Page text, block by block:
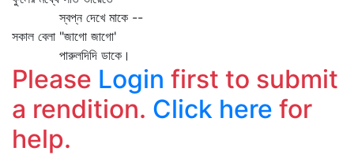
স্বপ্ন দেখে মাকে --
সকাল বেলা "জাগো জাগো'
পারুলদিদি ডাকে।
Please Login first to submit
a rendition. Click here for
help.